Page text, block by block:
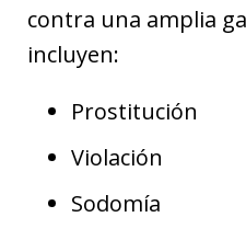
contra una amplia
incluyen:
Prostitución
Violación
Sodomía